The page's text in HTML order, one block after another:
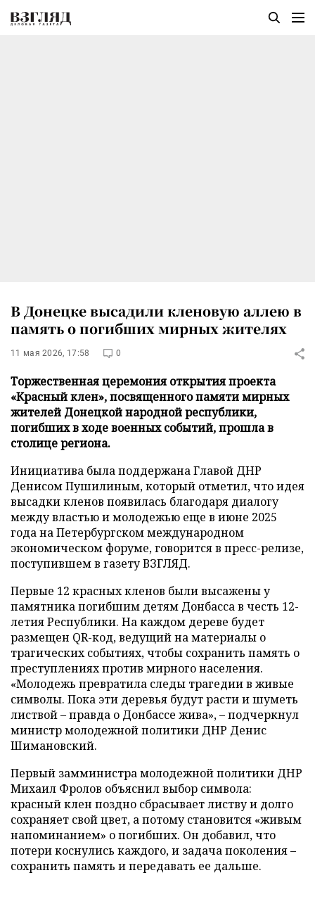
В Донецке высадили кленовую аллею в
память о погибших мирных жителях
11 мая 2026, 17:58 0
Торжественная церемония открытия проекта
«Красный клен», посвященного памяти мирных
жителей Донецкой народной республики,
погибших в ходе военных событий, прошла в
столице региона.
Инициатива была поддержана Главой ДНР
Денисом Пушилиным, который отметил, что идея
высадки кленов появилась благодаря диалогу
между властью и молодежью еще в июне 2025
года на Петербургском международном
экономическом форуме, говорится в пресс-релизе,
поступившем в газету ВЗГЛЯД.
Первые 12 красных кленов были высажены у
памятника погибшим детям Донбасса в честь 12-
летия Республики. На каждом дереве будет
размещен QR-код, ведущий на материалы о
трагических событиях, чтобы сохранить память о
преступлениях против мирного населения.
«Молодежь превратила следы трагедии в живые
символы. Пока эти деревья будут расти и шуметь
листвой – правда о Донбассе жива», – подчеркнул
министр молодежной политики ДНР Денис
Шимановский.
Первый замминистра молодежной политики ДНР
Михаил Фролов объяснил выбор символа:
красный клен поздно сбрасывает листву и долго
сохраняет свой цвет, а потому становится «живым
напоминанием» о погибших. Он добавил, что
потери коснулись каждого, и задача поколения –
сохранить память и передавать ее дальше.